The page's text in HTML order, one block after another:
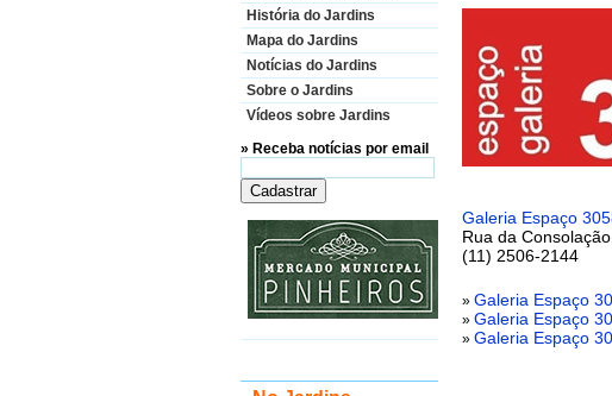
História do Jardins
Mapa do Jardins
Notícias do Jardins
Sobre o Jardins
Vídeos sobre Jardins
» Receba notícias por email
Galeria Espaço
Rua da
(11) 2506-2144
» Galeria Espaço
» Galeria Espaço
» Galeria Espaço